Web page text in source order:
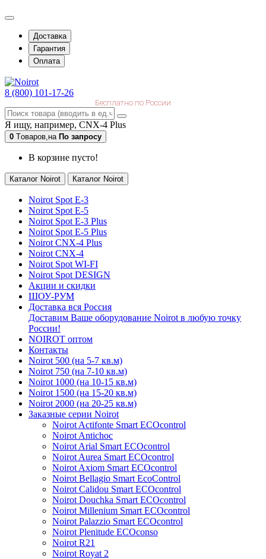
Доставка
Гарантия
Оплата
8 (800) 101-17-26
Бесплатно по России
Я ищу, например, CNX-4 Plus
0 Tоваров,на По запросу
В корзине пусто!
Каталог Noirot Каталог Noirot
Noirot Spot E-3
Noirot Spot E-5
Noirot Spot E-3 Plus
Noirot Spot E-5 Plus
Noirot CNX-4 Plus
Noirot CNX-4
Noirot Spot WI-FI
Noirot Spot DESIGN
Акции и скидки
ШОУ-РУМ
Доставка вся Россия
Доставим Ваше оборудование Noirot в любую точку
России!
NOIROT оптом
Контакты
Noirot 500 (на 5-7 кв.м)
Noirot 750 (на 7-10 кв.м)
Noirot 1000 (на 10-15 кв.м)
Noirot 1500 (на 15-20 кв.м)
Noirot 2000 (на 20-25 кв.м)
Заказные серии Noirot
Noirot Actifonte Smart ECOcontrol
Noirot Antichoc
Noirot Arial Smart ECOcontrol
Noirot Aurea Smart ECOcontrol
Noirot Axiom Smart ECOcontrol
Noirot Bellagio Smart EcoControl
Noirot Calidou Smart ECOcontrol
Noirot Douchka Smart ECOcontrol
Noirot Millenium Smart ECOcontrol
Noirot Palazzio Smart ECOcontrol
Noirot Plenitude ECOconso
Noirot R21
Noirot Royat 2